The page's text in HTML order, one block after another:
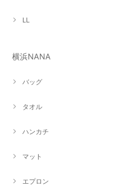
LL
横浜NANA
バッグ
タオル
ハンカチ
マット
エプロン